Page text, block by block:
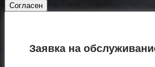
Согласен
Заявка на